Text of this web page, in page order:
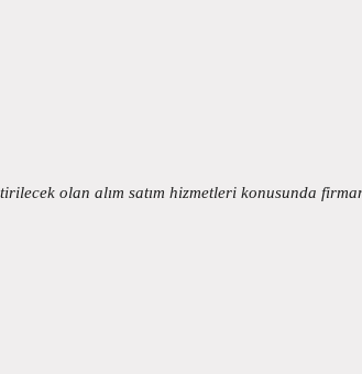
olan alım satım hizmetleri konusunda